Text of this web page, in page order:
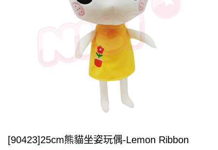
[90423]25cm熊貓坐姿玩偶-Lemon Ribbon